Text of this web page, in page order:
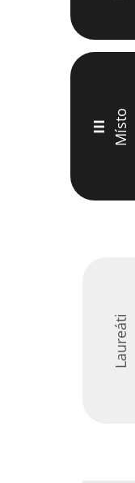
III Místo
Laureáti